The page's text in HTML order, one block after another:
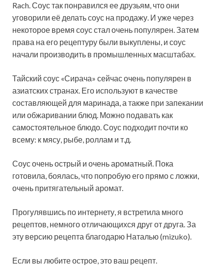
Rach. Соус так понравился ее друзьям, что они
уговорили её делать соус на продажу. И уже через
некоторое время соус стал очень популярен. Затем
права на его рецептуру были выкуплены, и соус
начали производить в промышленных масштабах.
Тайский соус «Сирача» сейчас очень популярен в
азиатских странах. Его используют в качестве
составляющей для маринада, а также при запекании
или обжаривании блюд. Можно подавать как
самостоятельное блюдо. Соус подходит почти ко
всему: к мясу, рыбе, роллам и т.д.
Соус очень острый и очень ароматный. Пока
готовила, боялась, что попробую его прямо с ложки,
очень притягательный аромат.
Прогулявшись по интернету, я встретила много
рецептов, немного отличающихся друг от друга. За
эту версию рецепта благодарю Наталью (mizuko).
Если вы любите острое, это ваш рецепт.